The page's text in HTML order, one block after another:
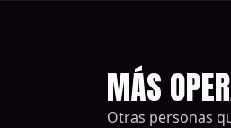
MÁS
Otras personas